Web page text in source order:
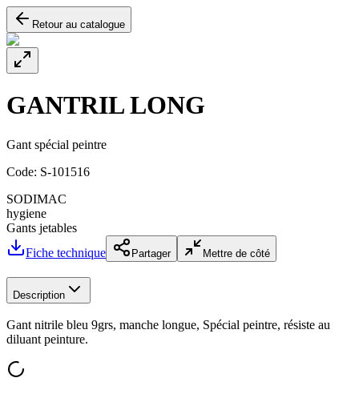
Retour au catalogue
GANTRIL LONG
Gant spécial peintre
Code: S-101516
SODIMAC
hygiene
Gants jetables
Fiche technique
Partager Mettre de côté
Description
Gant nitrile bleu 9grs, manche longue, Spécial peintre, résiste au
diluant peinture.